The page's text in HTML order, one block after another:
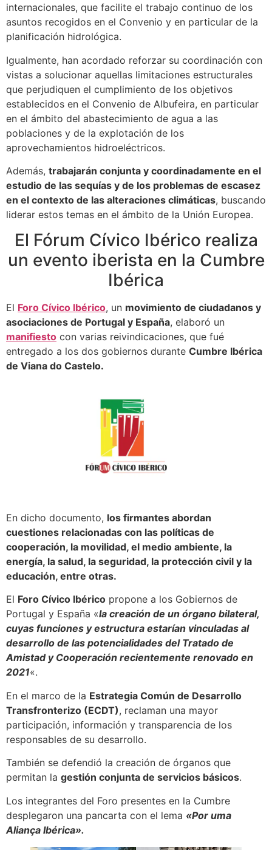
internacionales, que facilite el trabajo continuo de los
asuntos recogidos en el Convenio y en particular de la
planificación hidrológica.
Igualmente, han acordado reforzar su coordinación con
vistas a solucionar aquellas limitaciones estructurales
que perjudiquen el cumplimiento de los objetivos
establecidos en el Convenio de Albufeira, en particular
en el ámbito del abastecimiento de agua a las
poblaciones y de la explotación de los
aprovechamientos hidroeléctricos.
Además, trabajarán conjunta y coordinadamente en el
estudio de las sequías y de los problemas de escasez
en el contexto de las alteraciones climáticas, buscando
liderar estos temas en el ámbito de la Unión Europea.
El Fórum Cívico Ibérico realiza
un evento iberista en la Cumbre
Ibérica
El Foro Cívico Ibérico, un movimiento de ciudadanos y
asociaciones de Portugal y España, elaboró un
manifiesto con varias reivindicaciones, que fué
entregado a los dos gobiernos durante Cumbre Ibérica
de Viana do Castelo.
En dicho documento, los firmantes abordan
cuestiones relacionadas con las políticas de
cooperación, la movilidad, el medio ambiente, la
energía, la salud, la seguridad, la protección civil y la
educación, entre otras.
El Foro Cívico Ibérico propone a los Gobiernos de
Portugal y España «la creación de un órgano bilateral,
cuyas funciones y estructura estarían vinculadas al
desarrollo de las potencialidades del Tratado de
Amistad y Cooperación recientemente renovado en
2021«.
En el marco de la Estrategia Común de Desarrollo
Transfronterizo (ECDT), reclaman una mayor
participación, información y transparencia de los
responsables de su desarrollo.
También se defendió la creación de órganos que
permitan la gestión conjunta de servicios básicos.
Los integrantes del Foro presentes en la Cumbre
desplegaron una pancarta con el lema «Por uma
Aliança Ibérica».